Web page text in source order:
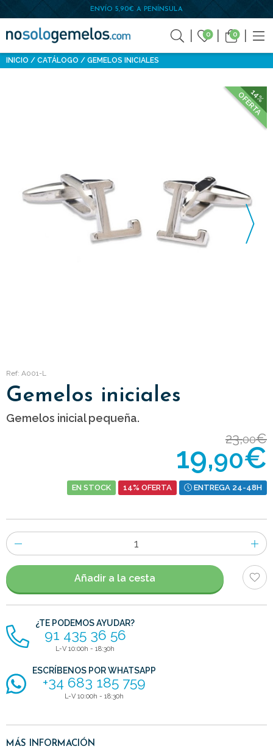
ENVÍO 5,90€ A PENÍNSULA
0 0
INICIO CATÁLOGO GEMELOS INICIALES
14%
OFERTA
Ref: A001-L
Gemelos iniciales
Gemelos inicial pequeña.
23,00€
19,90€
EN STOCK 14% OFERTA ENTREGA 24-48H
Número
de
artículos
Añadir a la cesta
¿TE PODEMOS AYUDAR?
91 435 36 56
L-V 10:00h - 18:30h
ESCRÍBENOS POR WHATSAPP
+34 683 185 759
L-V 10:00h - 18:30h
MÁS INFORMACIÓN